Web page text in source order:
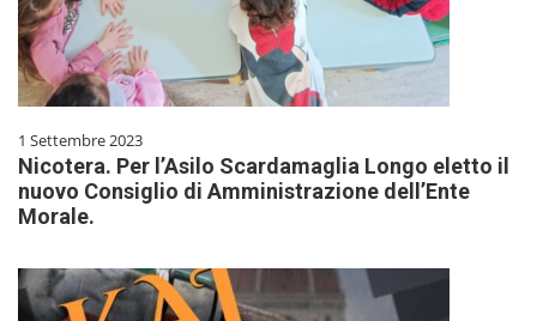
1 Settembre 2023
Nicotera. Per l’Asilo Scardamaglia Longo eletto il
nuovo Consiglio di Amministrazione dell’Ente
Morale.